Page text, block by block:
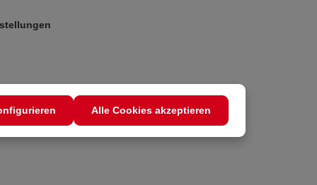
Alle Cookies akzeptieren